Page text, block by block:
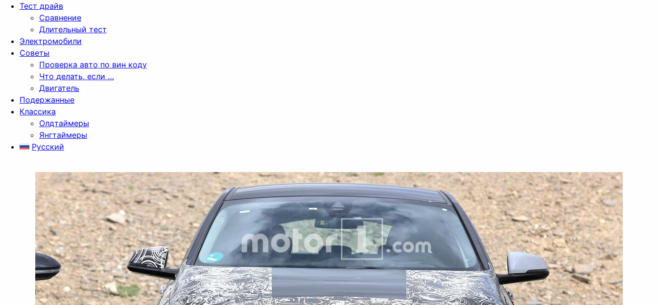
Тест драйв
Сравнение
Длительный тест
Электромобили
Советы
Проверка авто по вин коду
Что делать, если …
Двигатель
Подержанные
Классика
Олдтаймеры
Янгтаймеры
Русский